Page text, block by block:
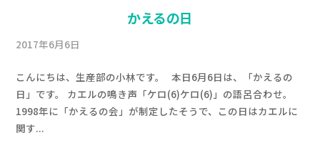
かえるの日
2017年6月6日
s
h
i
件
の
コ
こんにちは、生産部の小林です。 本日6月6日は、「かえるの
日」です。 カエルの鳴き声「ケロ(6)ケロ(6)」の語呂合わせ。
1998年に「かえるの会」が制定したそうで、この日はカエルに
関す...